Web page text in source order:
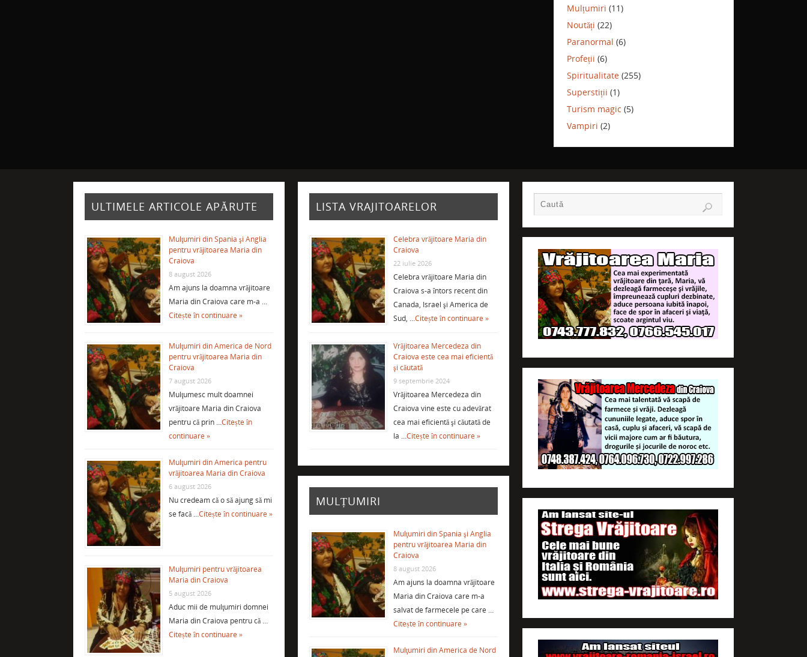
Mulțumiri (11)
Noutăți (22)
Paranormal (6)
Profeții (6)
Spiritualitate (255)
Superstiții (1)
Turism magic (5)
Vampiri (2)
ULTIMELE ARTICOLE APĂRUTE
Mulţumiri din Spania şi Anglia
pentru vrăjitoarea Maria din
Craiova
8 august 2026
Am ajuns la doamna vrăjitoare
Maria din Craiova care m-a …
Citește în continuare »
Mulţumiri din America de Nord
pentru vrăjitoarea Maria din
Craiova
7 august 2026
Mulţumesc mult doamnei
vrăjitoare Maria din Craiova
pentru că prin …Citește în
continuare »
Mulţumiri din America pentru
vrăjitoarea Maria din Craiova
6 august 2026
Nu credeam că o să ajung să mi
se facă …Citește în continuare »
Mulţumiri pentru vrăjitoarea
Maria din Craiova
5 august 2026
Aduc mii de mulţumiri domnei
Maria din Craiova pentru că …
Citește în continuare »
LISTA VRAJITOARELOR
Celebra vrăjitoare Maria din
Craiova
22 iulie 2026
Celebra vrăjitoare Maria din
Craiova s-a întors recent din
Canada, Israel şi America de
Sud, …Citește în continuare »
Vrăjitoarea Mercedeza din
Craiova este cea mai eficientă
şi căutată
9 septembrie 2024
Vrăjitoarea Mercedeza din
Craiova vine este cu adevărat
cea mai eficientă şi căutată de
la …Citește în continuare »
MULȚUMIRI
Mulţumiri din Spania şi Anglia
pentru vrăjitoarea Maria din
Craiova
8 august 2026
Am ajuns la doamna vrăjitoare
Maria din Craiova care m-a
salvat de farmecele pe care …
Citește în continuare »
Mulţumiri din America de Nord